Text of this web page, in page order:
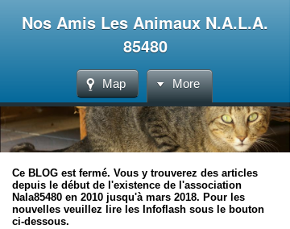
Nos Amis Les Animaux N.A.L.A.
85480
Map More
Ce BLOG est fermé. Vous y trouverez des articles
depuis le début de l'existence de l'association
Nala85480 en 2010 jusqu'à mars 2018. Pour les
nouvelles veuillez lire les Infoflash sous le bouton
ci-dessous.